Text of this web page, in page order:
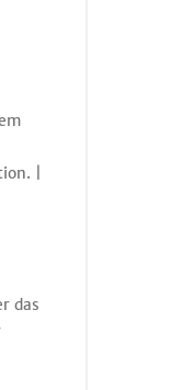
|
das